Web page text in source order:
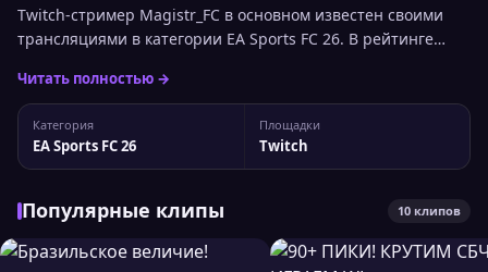
Twitch-стример Magistr_FC в основном известен своими
трансляциями в категории EA Sports FC 26. В рейтинге
аудитории канал сейчас занимает 1851 место. Статистика
канала Magistr_FC Статистика канала: 9 066 подписчиков,
пиковый онлайн — 184 зрителей. Для более детального
анализа вы можете сравнить...
Читать полностью →
Категория
EA Sports FC 26
Площадки
Twitch
Популярные клипы 10 клипов